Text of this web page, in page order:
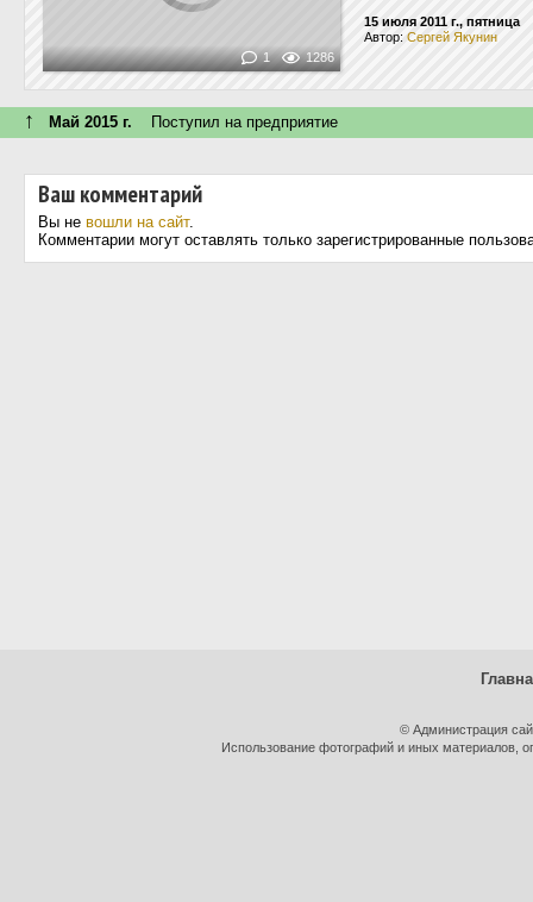
1 1286
15 июля 2011 г., пятница
Автор: Сергей Якунин
↑ Май 2015 г. Поступил на предприятие
Ваш комментарий
Вы не вошли на сайт.
Комментарии могут оставлять только зарегистрированные
© Администрация
Использование фотографий и иных материалов,